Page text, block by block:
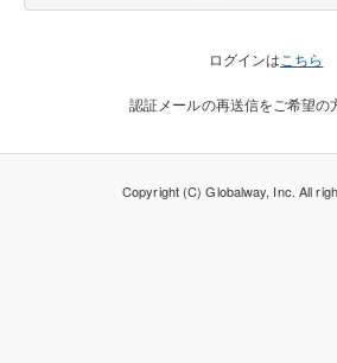
ログインは こちら
認証メールの再送信をご希望の
Copyright (C) Globalway, Inc. All